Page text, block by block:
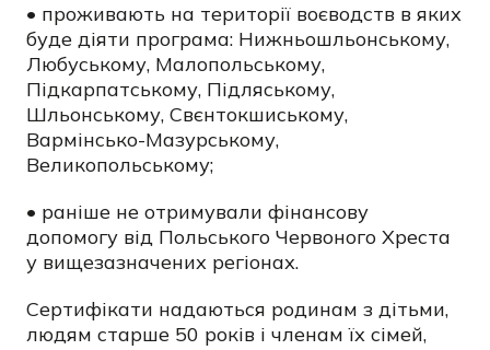
• проживають на території воєводств в яких
буде діяти програма: Нижньошльонському,
Любуському, Малопольському,
Підкарпатському, Підляському,
Шльонському, Свєнтокшиському,
Вармінсько-Мазурському,
Великопольському;
• раніше не отримували фінансову
допомогу від Польського Червоного Хреста
у вищезазначених регіонах.
Сертифікати надаються родинам з дітьми,
людям старше 50 років і членам їх сімей,